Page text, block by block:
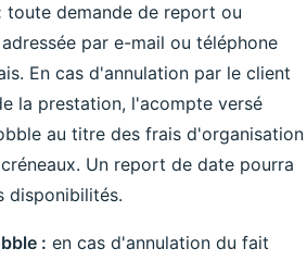
toute demande de report ou
par e-mail ou téléphone
En cas d'annulation par le client
la prestation, l'acompte versé
au titre des frais d'organisation
Un report de date pourra
disponibilités.
: en cas d'annulation du fait